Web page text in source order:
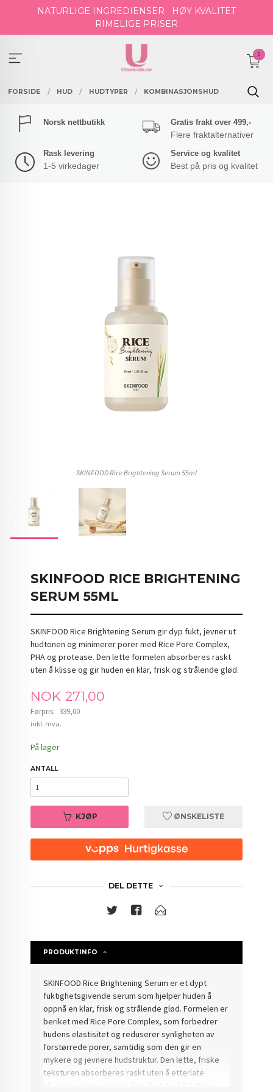
NATURLIGE INGREDIENSER
HØY KVALITET
RIMELIGE PRISER
0
FORSIDE HUD HUDTYPER KOMBINASJONSHUD
Norsk nettbutikk Gratis frakt over 499,-
Flere fraktalternativer
Rask levering
1-5 virkedager
Service og kvalitet
Best på pris og kvalitet
SKINFOOD Rice Brightening Serum 55ml
SKINFOOD RICE BRIGHTENING
SERUM 55ML
SKINFOOD Rice Brightening Serum gir dyp fukt, jevner ut
hudtonen og minimerer porer med Rice Pore Complex,
PHA og protease. Den lette formelen absorberes raskt
uten å klisse og gir huden en klar, frisk og strålende glød.
Tilbud
NOK 271,00
Førpris: 339,00
Rabatt
inkl. mva.
På lager
ANTALL
KJØP ØNSKELISTE
DEL DETTE
PRODUKTINFO
SKINFOOD Rice Brightening Serum er et dypt
fuktighetsgivende serum som hjelper huden å
oppnå en klar, frisk og strålende glød. Formelen er
beriket med Rice Pore Complex, som forbedrer
hudens elastisitet og reduserer synligheten av
forstørrede porer, samtidig som den gir en
mykere og jevnere hudstruktur. Den lette, friske
teksturen absorberes raskt uten å etterlate